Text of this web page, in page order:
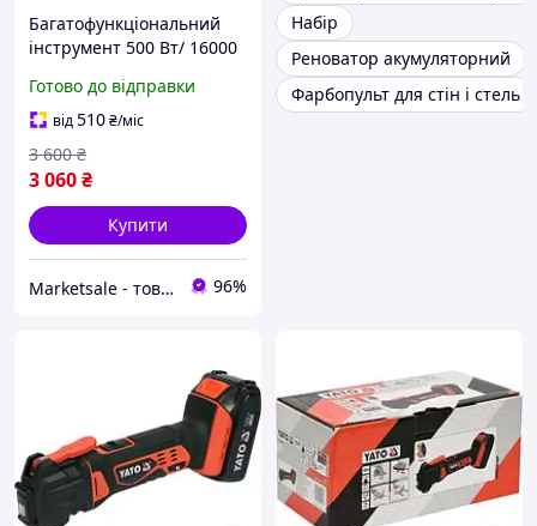
Багатофункціональний
інструмент 500 Вт/ 16000
YATO YT-82223 (Польща)
Готово до відправки
від510₴/міс
3 060₴
3 600 ₴
Купити
Marketsale - товари зі знижкою 96%
Набір
Реноватор акумуляторний
Фарбопульт для стін і стель